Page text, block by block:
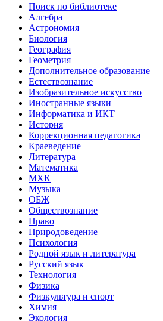
Поиск по библиотеке
Алгебра
Астрономия
Биология
География
Геометрия
Дополнительное образование
Естествознание
Изобразительное искусство
Иностранные языки
Информатика и ИКТ
История
Коррекционная педагогика
Краеведение
Литература
Математика
МХК
Музыка
ОБЖ
Обществознание
Право
Природоведение
Психология
Родной язык и литература
Русский язык
Технология
Физика
Физкультура и спорт
Химия
Экология